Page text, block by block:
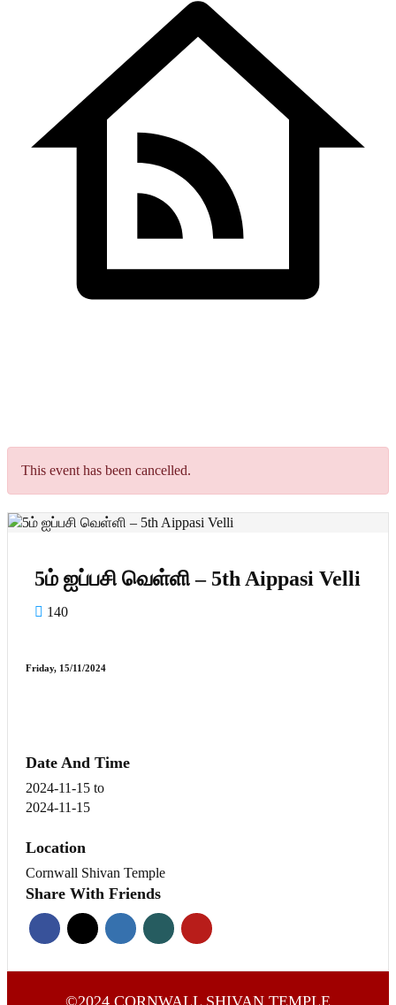
This event has been cancelled.
5ம் ஐப்பசி வெள்ளி – 5th Aippasi Velli
140
Friday, 15/11/2024
Date And Time
2024-11-15 to
2024-11-15
Location
Cornwall Shivan Temple
Share With Friends
©2024 CORNWALL SHIVAN TEMPLE